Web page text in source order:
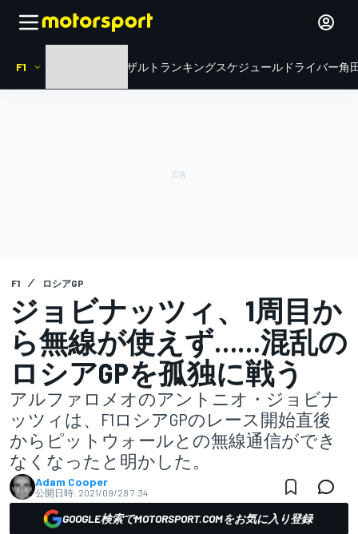
F1 リザルト ランキングスケジュール ドライバー角
F1 ロシアGP
ジョビナッツィ、1周目か
ら無線が使えず……混乱の
ロシアGPを孤独に戦う
アルファロメオのアントニオ・ジョビナ
ッツィは、F1ロシアGPのレース開始直後
からピットウォールとの無線通信ができ
なくなったと明かした。
Adam Cooper
公開日時: 2021/09/28 7:34
GOOGLE検索でMOTORSPORT.COMをお気に入り登録